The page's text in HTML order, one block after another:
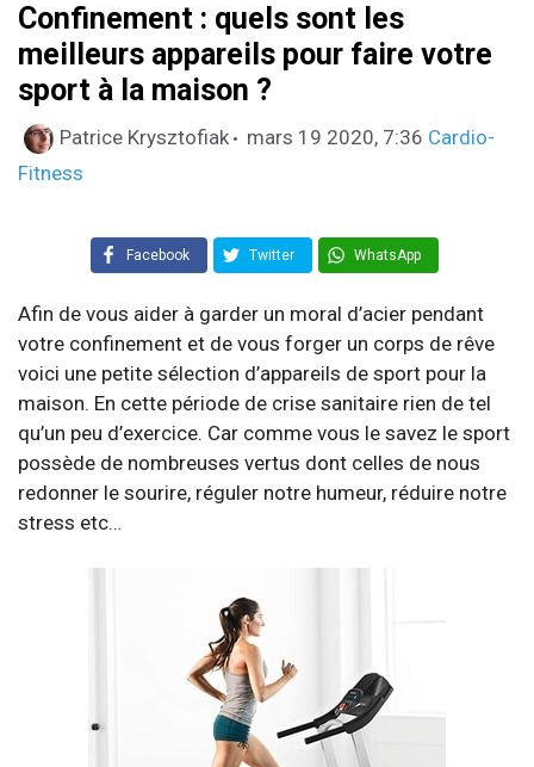
Confinement : quels sont les
meilleurs appareils pour faire votre
sport à la maison ?
Patrice Krysztofiak mars 19 2020, 7:36 Catégories
Cardio-
Fitness
Facebook Twitter WhatsApp
Afin de vous aider à garder un moral d’acier pendant
votre confinement et de vous forger un corps de rêve
voici une petite sélection d’appareils de sport pour la
maison. En cette période de crise sanitaire rien de tel
qu’un peu d’exercice. Car comme vous le savez le sport
possède de nombreuses vertus dont celles de nous
redonner le sourire, réguler notre humeur, réduire notre
stress etc…